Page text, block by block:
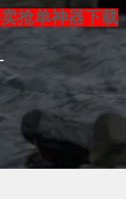
抢单神器下载